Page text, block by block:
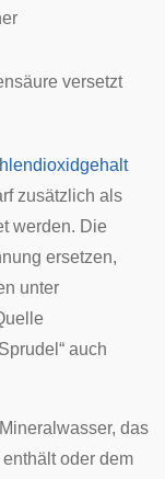
versetzt
zusätzlich als
werden. Die
ersetzen,
unter
auch
das
oder dem